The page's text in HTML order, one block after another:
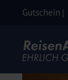
Gutschein